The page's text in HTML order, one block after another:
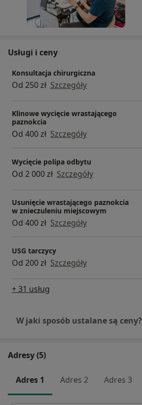
Usługi i ceny
Konsultacja chirurgiczna
Od 250 zł Szczegóły
Klinowe wycięcie wrastającego
paznokcia
Od 400 zł Szczegóły
Wycięcie polipa odbytu
Od 2 000 zł Szczegóły
Usunięcie wrastającego paznokcia
w znieczuleniu miejscowym
Od 400 zł Szczegóły
USG tarczycy
Od 200 zł Szczegóły
+ 31 usług
W jaki sposób ustalane są ceny?
Adresy (5)
Adres 1 Adres 2 Adres 3